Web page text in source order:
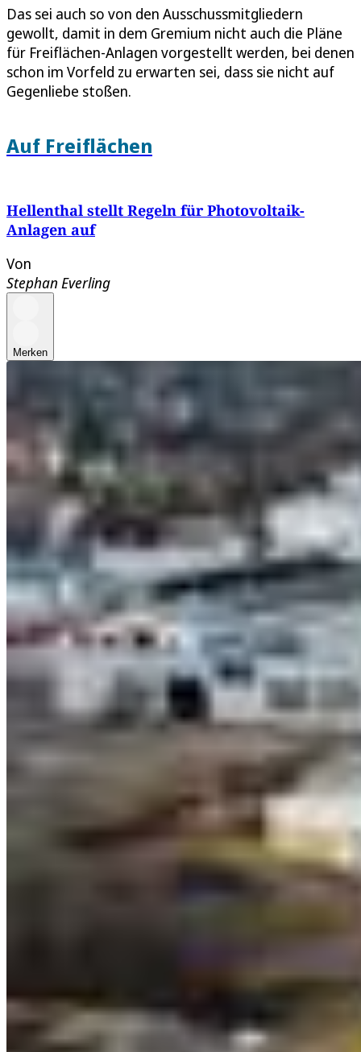
Das sei auch so von den Ausschussmitgliedern
gewollt, damit in dem Gremium nicht auch die Pläne
für Freiflächen-Anlagen vorgestellt werden, bei denen
schon im Vorfeld zu erwarten sei, dass sie nicht auf
Gegenliebe stoßen.
Auf Freiflächen
Hellenthal stellt Regeln für Photovoltaik-
Anlagen auf
Von
Stephan Everling
Merken